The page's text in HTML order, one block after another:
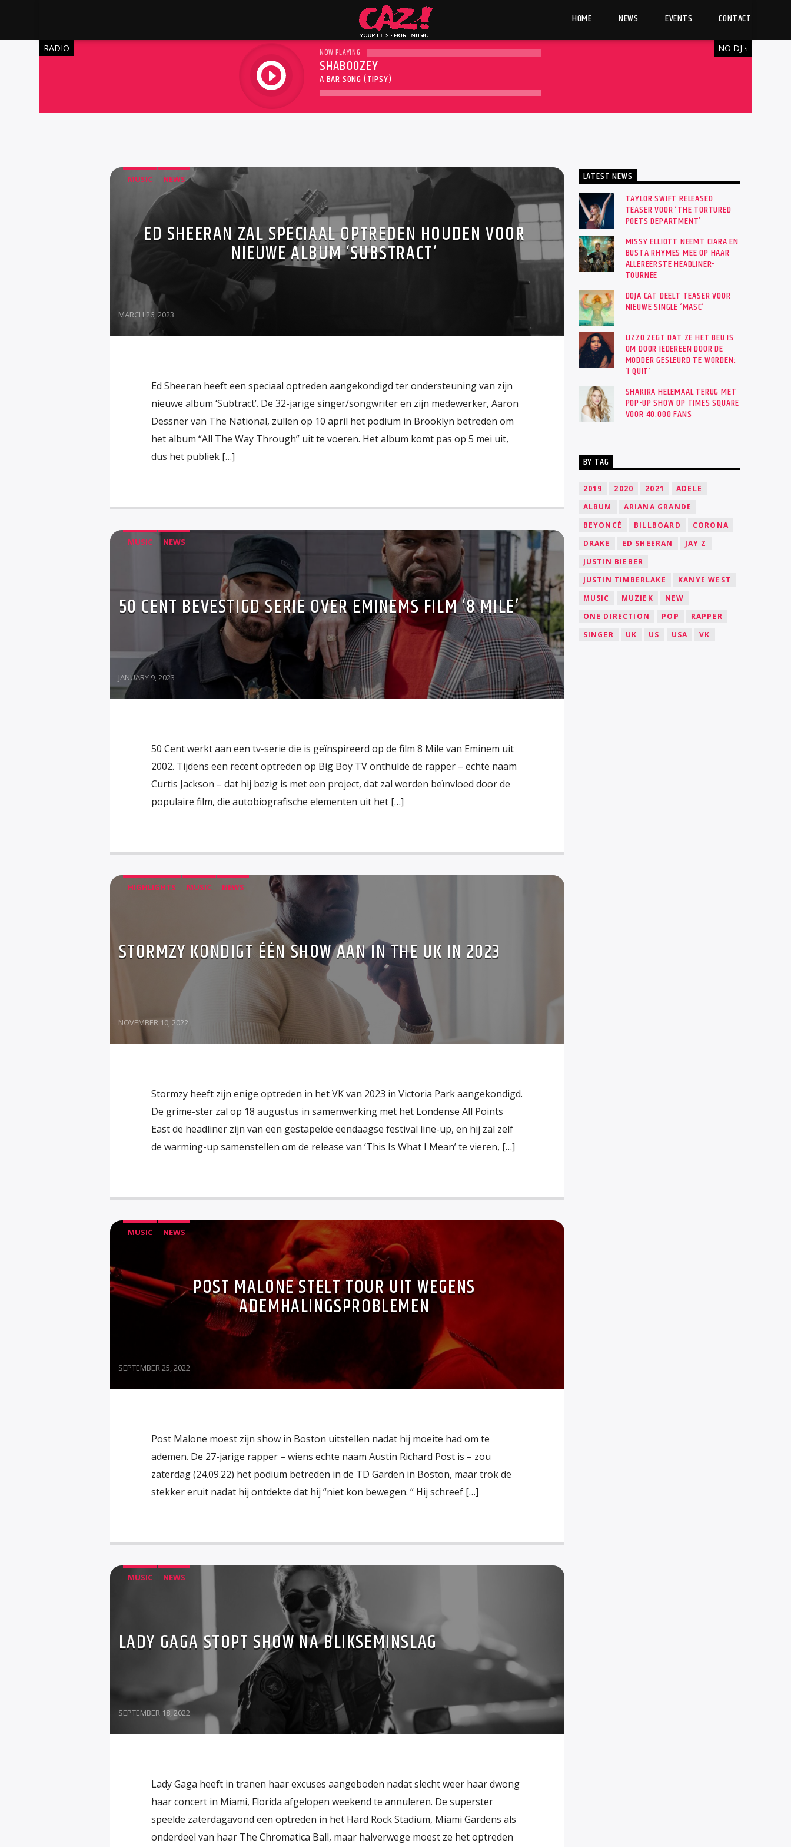
HOME NEWS EVENTS CONTACT
RADIO
play
NO DJ'S
NOW PLAYING
SHABOOZEY
A BAR SONG (TIPSY)
MUSIC NEWS
ED SHEERAN ZAL SPECIAAL OPTREDEN HOUDEN VOOR
NIEUWE ALBUM ‘SUBSTRACT’
MARCH 26, 2023
Ed Sheeran heeft een speciaal optreden aangekondigd ter ondersteuning van zijn
nieuwe album ‘Subtract’. De 32-jarige singer/songwriter en zijn medewerker, Aaron
Dessner van The National, zullen op 10 april het podium in Brooklyn betreden om
het album “All The Way Through” uit te voeren. Het album komt pas op 5 mei uit,
dus het publiek […]
MUSIC NEWS
50 CENT BEVESTIGD SERIE OVER EMINEMS FILM ‘8 MILE’
JANUARY 9, 2023
50 Cent werkt aan een tv-serie die is geïnspireerd op de film 8 Mile van Eminem uit
2002. Tijdens een recent optreden op Big Boy TV onthulde de rapper – echte naam
Curtis Jackson – dat hij bezig is met een project, dat zal worden beïnvloed door de
populaire film, die autobiografische elementen uit het […]
HIGHLIGHTS MUSIC NEWS
STORMZY KONDIGT ÉÉN SHOW AAN IN THE UK IN 2023
NOVEMBER 10, 2022
Stormzy heeft zijn enige optreden in het VK van 2023 in Victoria Park aangekondigd.
De grime-ster zal op 18 augustus in samenwerking met het Londense All Points
East de headliner zijn van een gestapelde eendaagse festival line-up, en hij zal zelf
de warming-up samenstellen om de release van ‘This Is What I Mean’ te vieren, […]
MUSIC NEWS
POST MALONE STELT TOUR UIT WEGENS
ADEMHALINGSPROBLEMEN
SEPTEMBER 25, 2022
Post Malone moest zijn show in Boston uitstellen nadat hij moeite had om te
ademen. De 27-jarige rapper – wiens echte naam Austin Richard Post is – zou
zaterdag (24.09.22) het podium betreden in de TD Garden in Boston, maar trok de
stekker eruit nadat hij ontdekte dat hij “niet kon bewegen. “ Hij schreef […]
MUSIC NEWS
LADY GAGA STOPT SHOW NA BLIKSEMINSLAG
SEPTEMBER 18, 2022
Lady Gaga heeft in tranen haar excuses aangeboden nadat slecht weer haar dwong
haar concert in Miami, Florida afgelopen weekend te annuleren. De superster
speelde zaterdagavond een optreden in het Hard Rock Stadium, Miami Gardens als
onderdeel van haar The Chromatica Ball, maar halverwege moest ze het optreden
LATEST NEWS
TAYLOR SWIFT RELEASED
TEASER VOOR ‘THE TORTURED
POETS DEPARTMENT’
MISSY ELLIOTT NEEMT CIARA EN
BUSTA RHYMES MEE OP HAAR
ALLEREERSTE HEADLINER-
TOURNEE
DOJA CAT DEELT TEASER VOOR
NIEUWE SINGLE ‘MASC’
LIZZO ZEGT DAT ZE HET BEU IS
OM DOOR IEDEREEN DOOR DE
MODDER GESLEURD TE WORDEN:
‘I QUIT’
SHAKIRA HELEMAAL TERUG MET
POP-UP SHOW OP TIMES SQUARE
VOOR 40.000 FANS
BY TAG
2019 2020 2021
ADELE
ALBUM
ARIANA GRANDE
BEYONCÉ
BILLBOARD
CORONA
DRAKE
ED SHEERAN
JAY Z
JUSTIN BIEBER
JUSTIN TIMBERLAKE
KANYE WEST
MUSIC
MUZIEK
NEW
ONE DIRECTION
POP
RAPPER
SINGER
UK US USA VK